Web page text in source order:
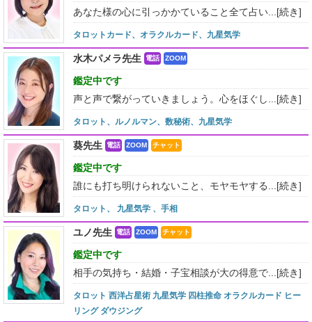
あなた様の心に引っかかていること全て占い... [続き]
タロットカード、オラクルカード、九星気学
水木パメラ先生 電話 ZOOM
鑑定中です
声と声で繋がっていきましょう。心をほぐし... [続き]
タロット、ルノルマン、数秘術、九星気学
葵先生 電話 ZOOM チャット
鑑定中です
誰にも打ち明けられないこと、モヤモヤする... [続き]
タロット、 九星気学 、手相
ユノ先生 電話 ZOOM チャット
鑑定中です
相手の気持ち・結婚・子宝相談が大の得意で... [続き]
タロット 西洋占星術 九星気学 四柱推命 オラクルカード ヒー
リング ダウジング